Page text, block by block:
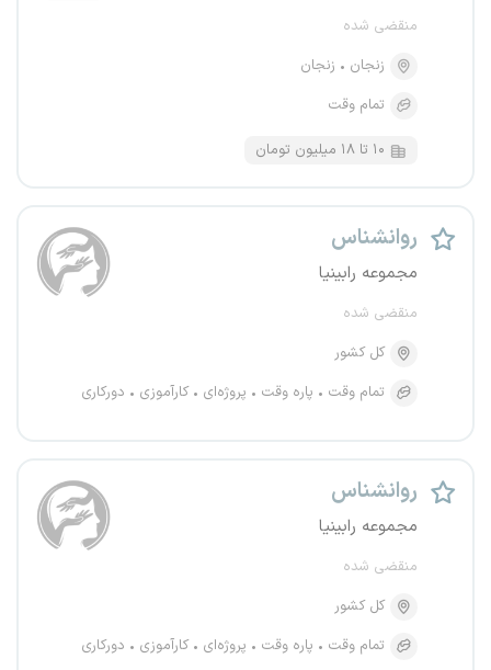
منقضی شده
زنجان
زنجان
تمام وقت
۱۰ تا ۱۸ میلیون تومان
روانشناس
مجموعه رابینیا
منقضی شده
کل کشور
تمام وقت
پاره وقت پروژه‌ای کارآموزی دورکاری
روانشناس
مجموعه رابینیا
منقضی شده
کل کشور
تمام وقت
پاره وقت پروژه‌ای کارآموزی دورکاری